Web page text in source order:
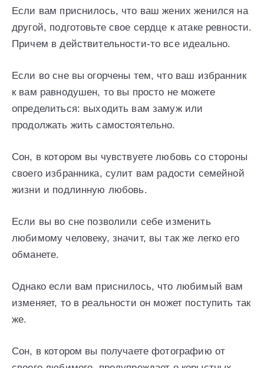
Если вам приснилось, что ваш жених женился на
другой, подготовьте свое сердце к атаке ревности.
Причем в действительности-то все идеально.
Если во сне вы огорчены тем, что ваш избранник
к вам равнодушен, то вы просто не можете
определиться: выходить вам замуж или
продолжать жить самостоятельно.
Сон, в котором вы чувствуете любовь со стороны
своего избранника, сулит вам радости семейной
жизни и подлинную любовь.
Если вы во сне позволили себе изменить
любимому человеку, значит, вы так же легко его
обманете.
Однако если вам приснилось, что любимый вам
изменяет, то в реальности он может поступить так
же.
Сон, в котором вы получаете фотографию от